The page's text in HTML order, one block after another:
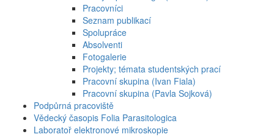
Pracovníci
Seznam publikací
Spolupráce
Absolventi
Fotogalerie
Projekty; témata studentských prací
Pracovní skupina (Ivan Fiala)
Pracovní skupina (Pavla Sojková)
Podpůrná pracoviště
Vědecký časopis Folia Parasitologica
Laboratoř elektronové mikroskopie